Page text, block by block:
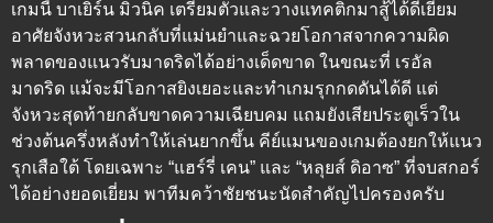
เกมนี้ บาเยิร์น มิวนิค เตรียมตัวและวางแทคติกมาสู้ได้ดีเยี่ยม
อาศัยจังหวะสวนกลับที่แม่นยำและฉวยโอกาสจากความผิด
พลาดของแนวรับมาดริดได้อย่างเด็ดขาด ในขณะที่ เรอัล
มาดริด แม้จะมีโอกาสยิงเยอะและทำเกมรุกกดดันได้ดี แต่
จังหวะสุดท้ายกลับขาดความเฉียบคม แถมยังเสียประตูเร็วใน
ช่วงต้นครึ่งหลังทำให้เล่นยากขึ้น คีย์แมนของเกมต้องยกให้แนว
รุกเสือใต้ โดยเฉพาะ “แฮร์รี่ เคน” และ “หลุยส์ ดิอาซ” ที่จบสกอร์
ได้อย่างยอดเยี่ยม พาทีมคว้าชัยชนะนัดสำคัญไปครองครับ